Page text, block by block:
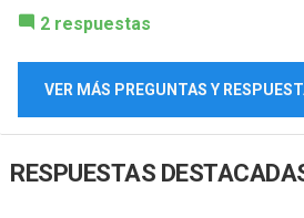
2 respuestas
VER MÁS PREGUNTAS Y
RESPUESTAS